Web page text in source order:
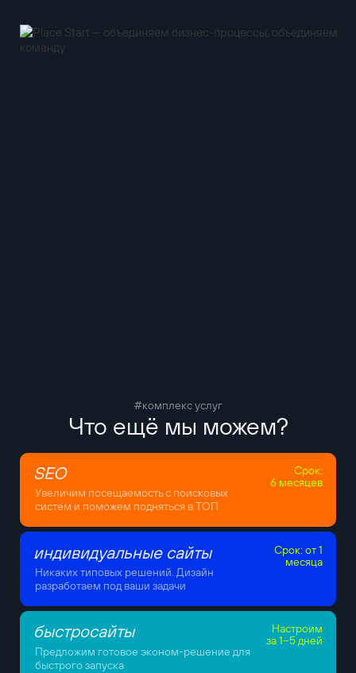
#комплекс услуг
Что ещё мы можем?
SEO
Увеличим посещаемость с поисковых
систем и поможем подняться в ТОП
Срок:
6 месяцев
индивидуальные сайты
Никаких типовых решений. Дизайн
разработаем под ваши задачи
Срок: от 1
месяца
быстросайты
Предложим готовое эконом-решение для
быстрого запуска
Настроим
за 1–5 дней